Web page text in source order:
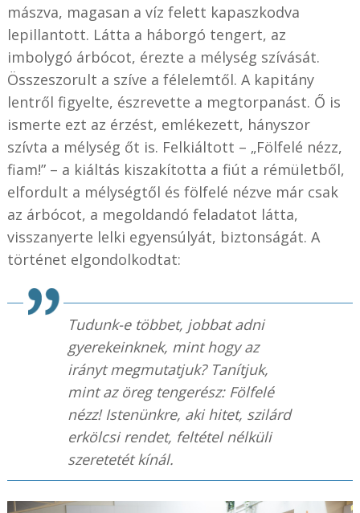
mászva, magasan a víz felett kapaszkodva
lepillantott. Látta a háborgó tengert, az
imbolygó árbócot, érezte a mélység szívását.
Összeszorult a szíve a félelemtől. A kapitány
lentről figyelte, észrevette a megtorpanást. Ő is
ismerte ezt az érzést, emlékezett, hányszor
szívta a mélység őt is. Felkiáltott – „Fölfelé nézz,
fiam!” – a kiáltás kiszakította a fiút a rémületből,
elfordult a mélységtől és fölfelé nézve már csak
az árbócot, a megoldandó feladatot látta,
visszanyerte lelki egyensúlyát, biztonságát. A
történet elgondolkodtat:
Tudunk-e többet, jobbat adni
gyerekeinknek, mint hogy az
irányt megmutatjuk? Tanítjuk,
mint az öreg tengerész: Fölfelé
nézz! Istenünkre, aki hitet, szilárd
erkölcsi rendet, feltétel nélküli
szeretetét kínál.